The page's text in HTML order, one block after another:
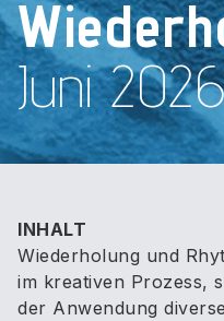
Juni
INHALT
Wiederholung und
im kreativen Prozess,
der Anwendung